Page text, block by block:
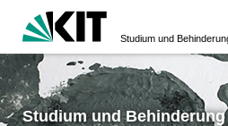
Studium und
Studium und Behinderung